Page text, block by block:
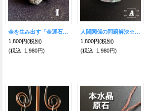
金を生み出す「金運石」豊かな金財を引き寄せる！パイライト原石I
1,800円(税別)
(税込: 1,980円)
人間関係の問題解決☆解決への糸口が見つかる☆レインボーフローライト原石 A
1,800円(税別)
(税込: 1,980円)